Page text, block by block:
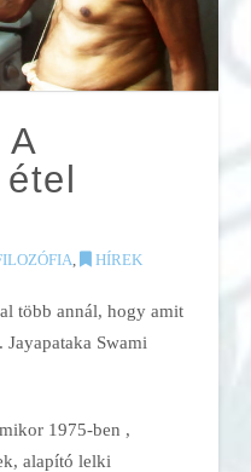
A
, HÍREK
több annál, hogy amit
Swami
1975-ben ,
alapító lelki